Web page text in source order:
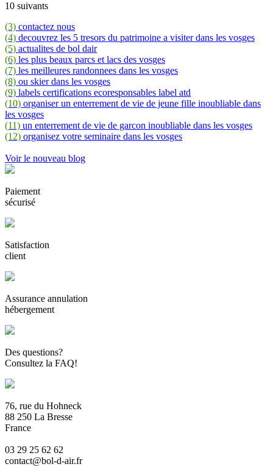
10 suivants
(3) contactez nous
(4) decouvrez les 5 tresors du patrimoine a visiter dans les vosges
(5) actualites de bol dair
(6) les plus beaux parcs et lacs des vosges
(7) les meilleures randonnees dans les vosges
(8) ou skier dans les vosges
(9) labels certifications ecoresponsables label atd
(10) organiser un enterrement de vie de jeune fille inoubliable dans
les vosges
(11) un enterrement de vie de garcon inoubliable dans les vosges
(12) organisez votre seminaire dans les vosges
Voir le nouveau blog
Paiement
sécurisé
Satisfaction
client
Assurance annulation
hébergement
Des questions?
Consultez la FAQ!
76, rue du Hohneck
88 250 La Bresse
France
03 29 25 62 62
contact@bol-d-air.fr